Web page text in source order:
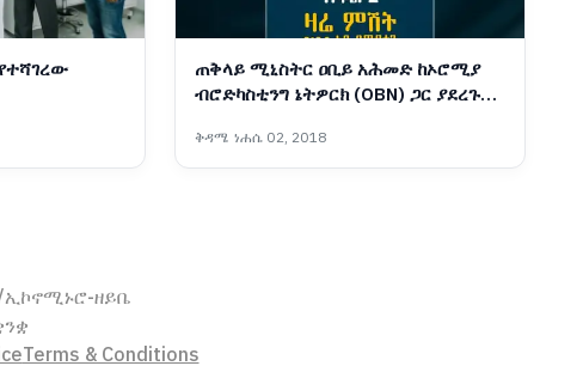
ጠቅላይ ሚኒስትር ዐቢይ አሕመድ ከኦሮሚያ
ብሮድካስቲንግ ኔትዎርክ (OBN) ጋር ያደረጉት
ቅዳሜ ነሐሴ 02, 2018
ኢኮኖሚኑሮ-ዘይቤ
Terms & Conditions